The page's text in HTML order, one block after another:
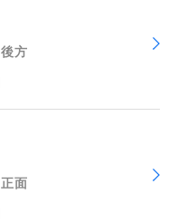
後方
正面